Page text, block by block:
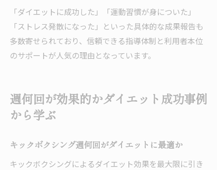
「ダイエットに成功した」「運動習慣が身についた」
「ストレス発散になった」といった具体的な成果報告も
多数寄せられており、信頼できる指導体制と利用者本位
のサポートが人気の理由となっています。
週何回が効果的かダイエット成功事例
から学ぶ
キックボクシング週何回がダイエットに最適か
キックボクシングによるダイエット効果を最大限に引き